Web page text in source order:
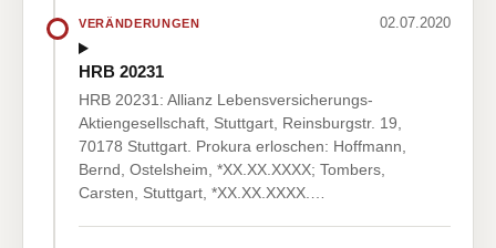
VERÄNDERUNGEN 02.07.2020
HRB 20231
HRB 20231: Allianz Lebensversicherungs-
Aktiengesellschaft, Stuttgart, Reinsburgstr. 19,
70178 Stuttgart. Prokura erloschen: Hoffmann,
Bernd, Ostelsheim, *XX.XX.XXXX; Tombers,
Carsten, Stuttgart, *XX.XX.XXXX.…